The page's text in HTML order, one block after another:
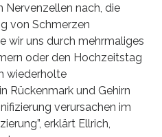
Nervenzellen nach, die
von Schmerzen
wir uns durch mehrmaliges
oder den Hochzeitstag
wiederholte
Rückenmark und Gehirn
verursachen im
erklärt Ellrich,